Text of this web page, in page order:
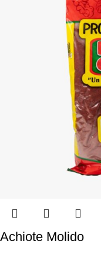
Achiote Molido